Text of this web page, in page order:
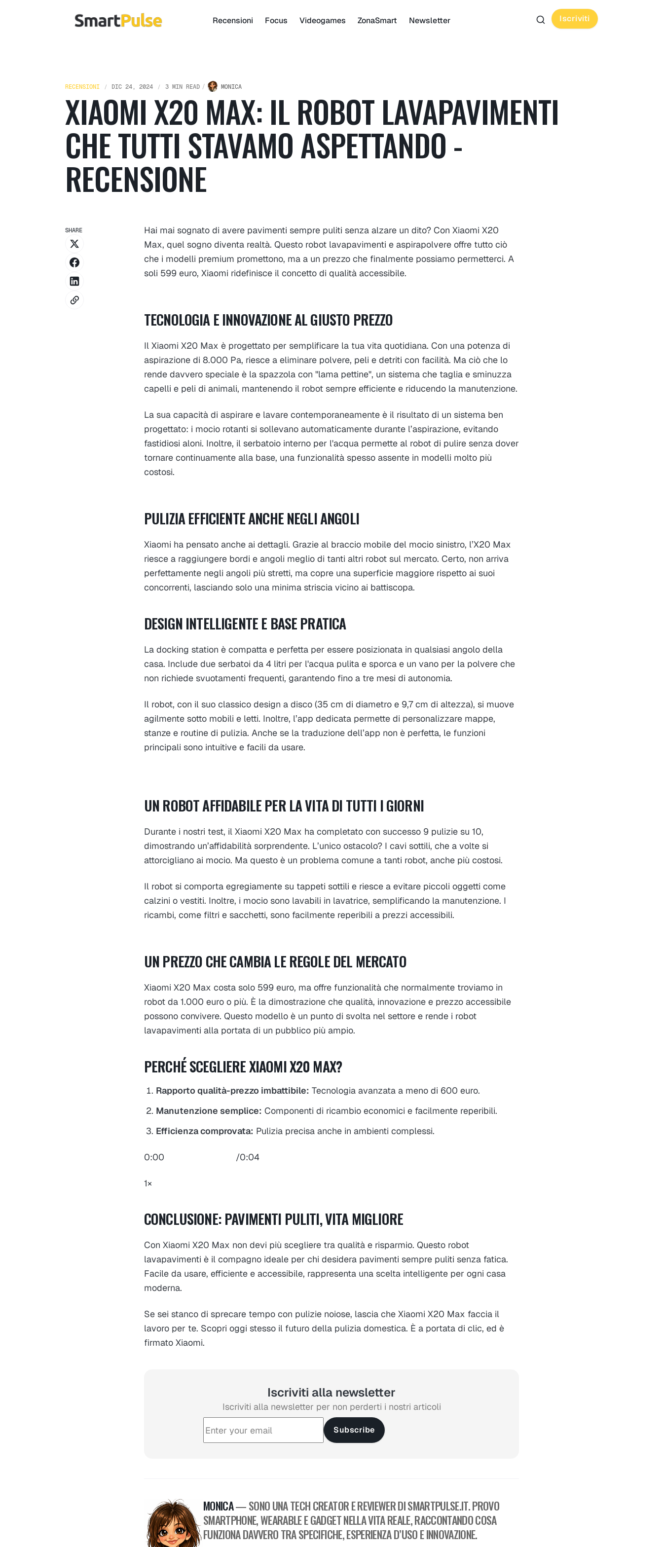
Recensioni Focus Videogames ZonaSmart Newsletter Iscriviti
RECENSIONI DIC 24, 2024 3 MIN READ MONICA
XIAOMI X20 MAX: IL ROBOT LAVAPAVIMENTI
CHE TUTTI STAVAMO ASPETTANDO -
RECENSIONE
Hai mai sognato di avere pavimenti sempre puliti senza alzare un dito? Con Xiaomi X20
Max, quel sogno diventa realtà. Questo robot lavapavimenti e aspirapolvere offre tutto ciò
che i modelli premium promettono, ma a un prezzo che finalmente possiamo permetterci. A
soli 599 euro, Xiaomi ridefinisce il concetto di qualità accessibile.
TECNOLOGIA E INNOVAZIONE AL GIUSTO PREZZO
Il Xiaomi X20 Max è progettato per semplificare la tua vita quotidiana. Con una potenza di
aspirazione di 8.000 Pa, riesce a eliminare polvere, peli e detriti con facilità. Ma ciò che lo
rende davvero speciale è la spazzola con "lama pettine", un sistema che taglia e sminuzza
capelli e peli di animali, mantenendo il robot sempre efficiente e riducendo la manutenzione.
La sua capacità di aspirare e lavare contemporaneamente è il risultato di un sistema ben
progettato: i mocio rotanti si sollevano automaticamente durante l’aspirazione, evitando
fastidiosi aloni. Inoltre, il serbatoio interno per l'acqua permette al robot di pulire senza dover
tornare continuamente alla base, una funzionalità spesso assente in modelli molto più
costosi.
PULIZIA EFFICIENTE ANCHE NEGLI ANGOLI
Xiaomi ha pensato anche ai dettagli. Grazie al braccio mobile del mocio sinistro, l’X20 Max
riesce a raggiungere bordi e angoli meglio di tanti altri robot sul mercato. Certo, non arriva
perfettamente negli angoli più stretti, ma copre una superficie maggiore rispetto ai suoi
concorrenti, lasciando solo una minima striscia vicino ai battiscopa.
DESIGN INTELLIGENTE E BASE PRATICA
La docking station è compatta e perfetta per essere posizionata in qualsiasi angolo della
casa. Include due serbatoi da 4 litri per l'acqua pulita e sporca e un vano per la polvere che
non richiede svuotamenti frequenti, garantendo fino a tre mesi di autonomia.
Il robot, con il suo classico design a disco (35 cm di diametro e 9,7 cm di altezza), si muove
agilmente sotto mobili e letti. Inoltre, l’app dedicata permette di personalizzare mappe,
stanze e routine di pulizia. Anche se la traduzione dell’app non è perfetta, le funzioni
principali sono intuitive e facili da usare.
UN ROBOT AFFIDABILE PER LA VITA DI TUTTI I GIORNI
Durante i nostri test, il Xiaomi X20 Max ha completato con successo 9 pulizie su 10,
dimostrando un’affidabilità sorprendente. L’unico ostacolo? I cavi sottili, che a volte si
attorcigliano ai mocio. Ma questo è un problema comune a tanti robot, anche più costosi.
Il robot si comporta egregiamente su tappeti sottili e riesce a evitare piccoli oggetti come
calzini o vestiti. Inoltre, i mocio sono lavabili in lavatrice, semplificando la manutenzione. I
ricambi, come filtri e sacchetti, sono facilmente reperibili a prezzi accessibili.
UN PREZZO CHE CAMBIA LE REGOLE DEL MERCATO
Xiaomi X20 Max costa solo 599 euro, ma offre funzionalità che normalmente troviamo in
robot da 1.000 euro o più. È la dimostrazione che qualità, innovazione e prezzo accessibile
possono convivere. Questo modello è un punto di svolta nel settore e rende i robot
lavapavimenti alla portata di un pubblico più ampio.
PERCHÉ SCEGLIERE XIAOMI X20 MAX?
Rapporto qualità-prezzo imbattibile: Tecnologia avanzata a meno di 600 euro.
Manutenzione semplice: Componenti di ricambio economici e facilmente reperibili.
Efficienza comprovata: Pulizia precisa anche in ambienti complessi.
0:00 /0:04
1×
CONCLUSIONE: PAVIMENTI PULITI, VITA MIGLIORE
Con Xiaomi X20 Max non devi più scegliere tra qualità e risparmio. Questo robot
lavapavimenti è il compagno ideale per chi desidera pavimenti sempre puliti senza fatica.
Facile da usare, efficiente e accessibile, rappresenta una scelta intelligente per ogni casa
moderna.
Se sei stanco di sprecare tempo con pulizie noiose, lascia che Xiaomi X20 Max faccia il
lavoro per te. Scopri oggi stesso il futuro della pulizia domestica. È a portata di clic, ed è
firmato Xiaomi.
SHARE
Iscriviti alla newsletter
Iscriviti alla newsletter per non perderti i nostri articoli
Subscribe
MONICA— SONO UNA TECH CREATOR E REVIEWER DI SMARTPULSE.IT. PROVO
SMARTPHONE, WEARABLE E GADGET NELLA VITA REALE, RACCONTANDO COSA
FUNZIONA DAVVERO TRA SPECIFICHE, ESPERIENZA D’USO E INNOVAZIONE.